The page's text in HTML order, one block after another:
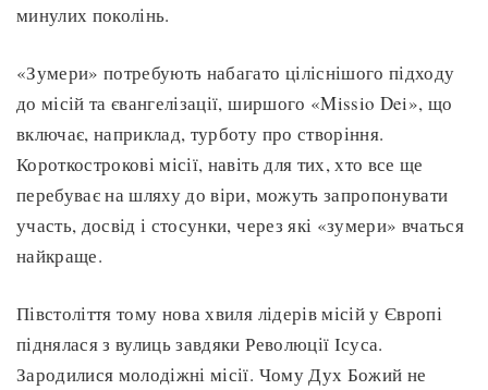
минулих поколінь.
«Зумери» потребують набагато ціліснішого підходу
до місій та євангелізації, ширшого «Missio Dei», що
включає, наприклад, турботу про створіння.
Короткострокові місії, навіть для тих, хто все ще
перебуває на шляху до віри, можуть запропонувати
участь, досвід і стосунки, через які «зумери» вчаться
найкраще.
Півстоліття тому нова хвиля лідерів місій у Європі
піднялася з вулиць завдяки Революції Ісуса.
Зародилися молодіжні місії. Чому Дух Божий не